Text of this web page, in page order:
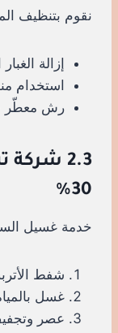
نقوم بتنظيف
إزالة
استخدام
رش معطّر
2.3
30%
خدمة غسيل
شفط
غسل
عصر